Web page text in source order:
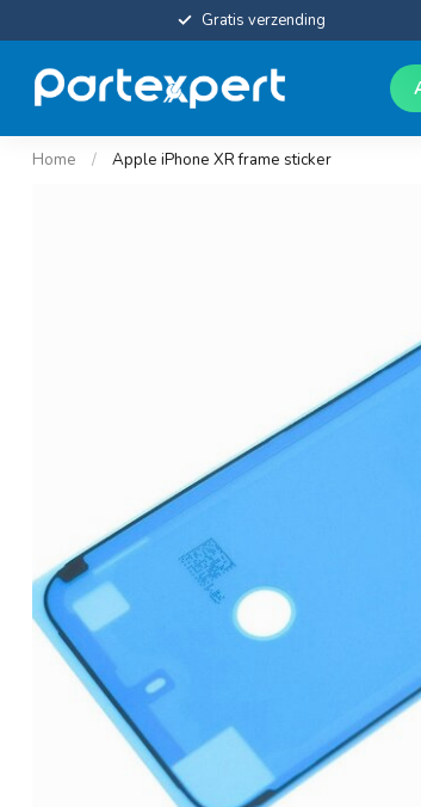
Gratis verzending
Home / Apple iPhone XR frame sticker